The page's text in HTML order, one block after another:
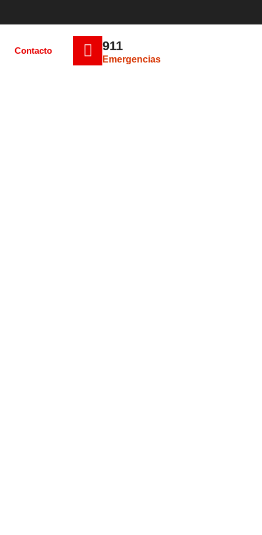
Contacto 911
Emergencias